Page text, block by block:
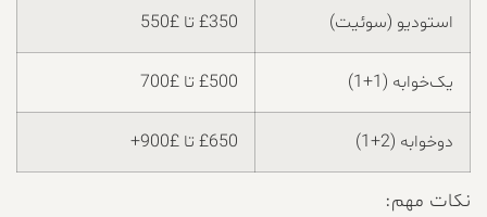
استودیو (سوئیت) £350 تا £550
یک‌خوابه (1+1) £500 تا £700
دوخوابه (2+1) £650 تا £900+
نکات مهم: